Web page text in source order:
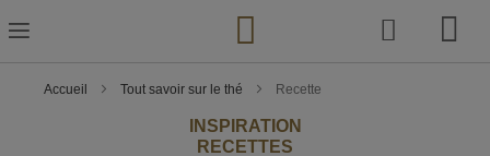
to
Content
Accueil Tout savoir sur le thé Recette
INSPIRATION
RECETTES